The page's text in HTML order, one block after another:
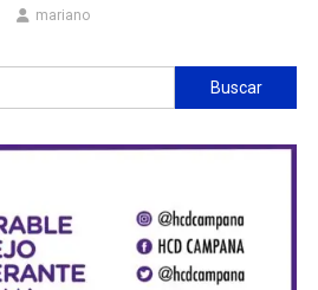
mariano
Buscar: